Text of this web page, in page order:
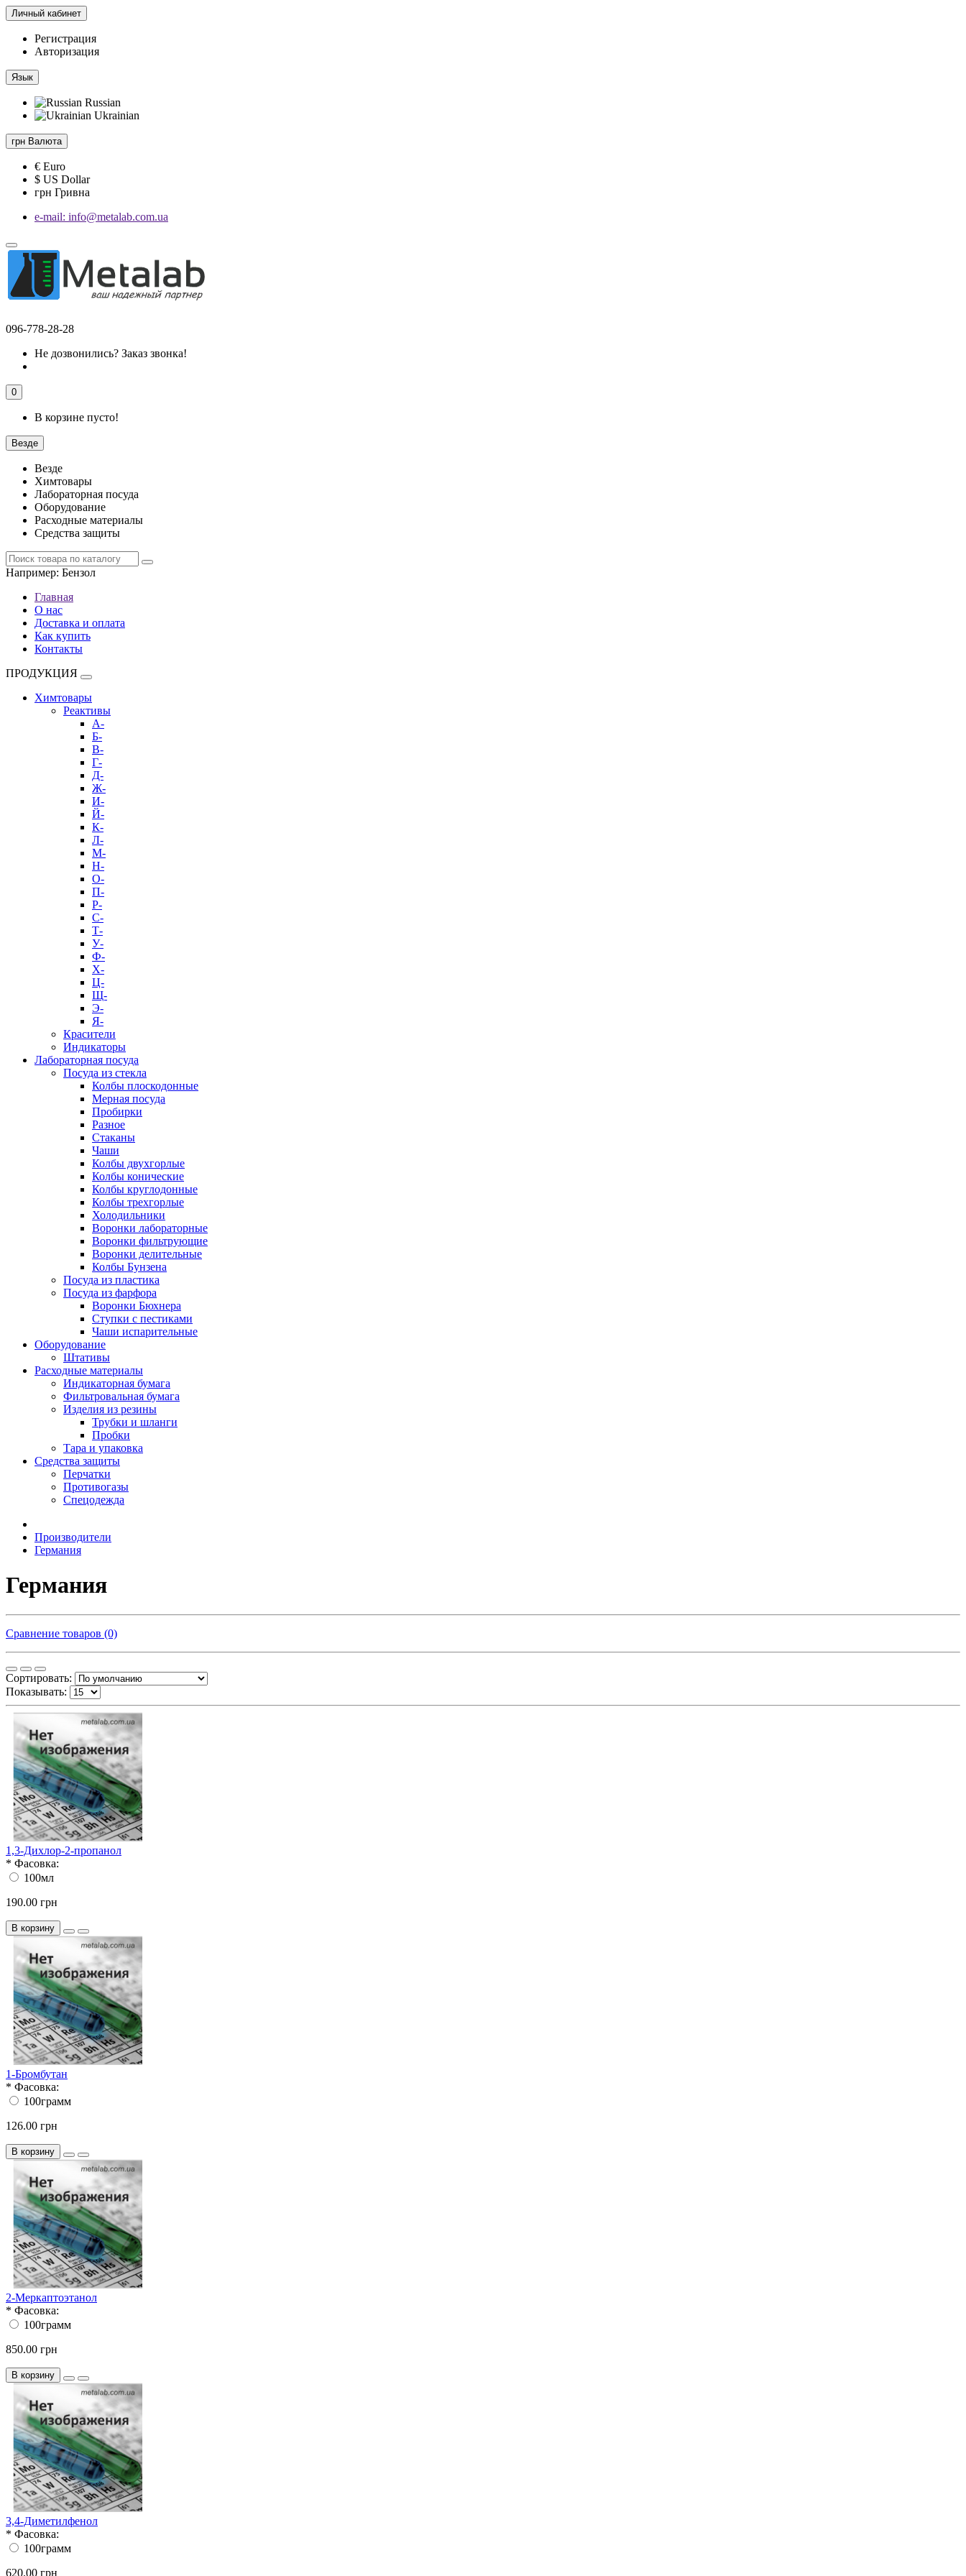
Личный кабинет
Регистрация
Авторизация
Язык
Russian
Ukrainian
грн Валюта
€ Euro
$ US Dollar
грн Гривна
e-mail: info@metalab.com.ua
096-778-28-28
Не дозвонились? Заказ звонка!
0
В корзине пусто!
Везде
Везде
Химтовары
Лабораторная посуда
Оборудование
Расходные материалы
Средства защиты
Например: Бензол
Главная
О нас
Доставка и оплата
Как купить
Контакты
ПРОДУКЦИЯ
Химтовары
Реактивы
А-
Б-
В-
Г-
Д-
Ж-
И-
Й-
К-
Л-
М-
Н-
О-
П-
Р-
С-
Т-
У-
Ф-
Х-
Ц-
Щ-
Э-
Я-
Красители
Индикаторы
Лабораторная посуда
Посуда из стекла
Колбы плоскодонные
Мерная посуда
Пробирки
Разное
Стаканы
Чаши
Колбы двухгорлые
Колбы конические
Колбы круглодонные
Колбы трехгорлые
Холодильники
Воронки лабораторные
Воронки фильтрующие
Воронки делительные
Колбы Бунзена
Посуда из пластика
Посуда из фарфора
Воронки Бюхнера
Ступки с пестиками
Чаши испарительные
Оборудование
Штативы
Расходные материалы
Индикаторная бумага
Фильтровальная бумага
Изделия из резины
Трубки и шланги
Пробки
Тара и упаковка
Средства защиты
Перчатки
Противогазы
Спецодежда
Производители
Германия
Германия
Сравнение товаров (0)
Сортировать:
Показывать:
1,3-Дихлор-2-пропанол
* Фасовка:
100мл
190.00 грн
В корзину
1-Бромбутан
* Фасовка:
100грамм
126.00 грн
В корзину
2-Меркаптоэтанол
* Фасовка:
100грамм
850.00 грн
В корзину
3,4-Диметилфенол
* Фасовка:
100грамм
620.00 грн